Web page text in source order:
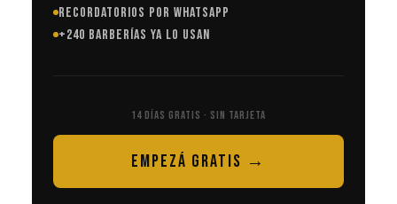
RECORDATORIOS POR WHATSAPP
+240 BARBERÍAS YA LO USAN
14 DÍAS GRATIS · SIN TARJETA
EMPEZÁ GRATIS →